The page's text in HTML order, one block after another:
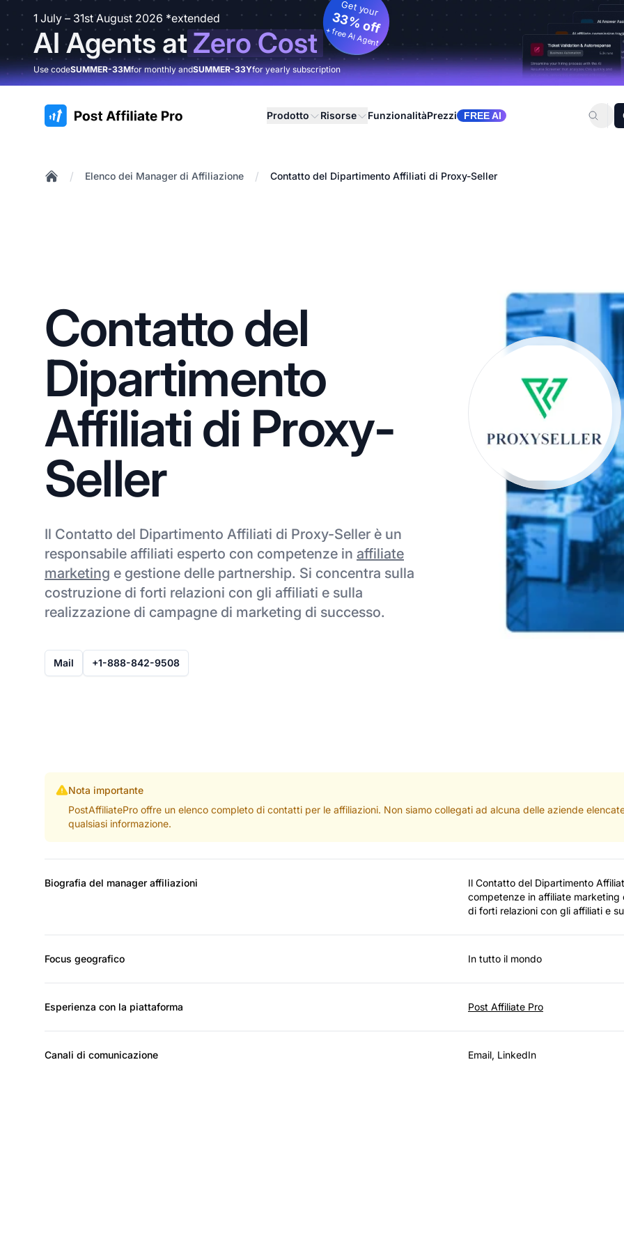
1 July – 31st August 2026 *extended
AI Agents atZero Cost
Get your
33% off
+ free AI Agent
Use codeSUMMER-33Mfor monthly andSUMMER-33Yfor yearly subscription
:site.title Prodotto Risorse FunzionalitàPrezzi FREE AI
/ Elenco dei Manager di Affiliazione / Contatto del Dipartimento Affiliati di Proxy-Seller
Contatto del
Dipartimento
Affiliati di Proxy-
Seller
Il Contatto del Dipartimento Affiliati di Proxy-Seller è un
responsabile affiliati esperto con competenze in affiliate
marketing e gestione delle partnership. Si concentra sulla
costruzione di forti relazioni con gli affiliati e sulla
realizzazione di campagne di marketing di successo.
Mail +1-888-842-9508
Nota importante
PostAffiliatePro offre un elenco completo di contatti per le affiliazioni. Non siamo collegati ad alcuna delle aziende
qualsiasi informazione.
Biografia del manager affiliazioni
Il Contatto del Dipartimento
competenze in affiliate
di forti relazioni con gli affiliati e
Focus geografico In tutto il mondo
Esperienza con la piattaforma Post Affiliate Pro
Canali di comunicazione Email, LinkedIn